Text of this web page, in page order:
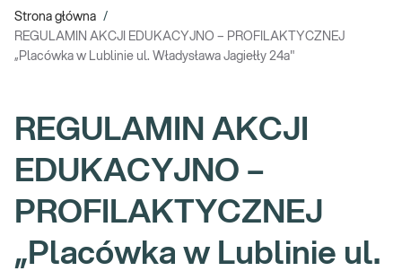
Strona główna /
REGULAMIN AKCJI EDUKACYJNO – PROFILAKTYCZNEJ
„Placówka w Lublinie ul. Władysława Jagiełły 24a"
REGULAMIN AKCJI
EDUKACYJNO –
PROFILAKTYCZNEJ
„Placówka w Lublinie ul.